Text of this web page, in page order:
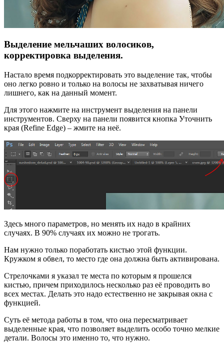
Выделение мельчаших волосиков,
корректировка выделения.
Настало время подкорректировать это выделение так, чтобы
оно легко ровно и только на волосы не захватывая ничего
лишнего, как на данный момент.
Для этого нажмите на инструмент выделения на панели
инструментов. Сверху на панели появится кнопка Уточнить
края (Refine Edge) – жмите на неё.
Здесь много параметров, но менять их надо в крайних
случаях. В 90% случаях их можно не трогать.
Нам нужно только поработать кистью этой функции.
Кружком я обвел, то место где она должна быть активирована.
Стрелочками я указал те места по которым я прошелся
кистью, причем приходилось несколько раз её проводить во
всех местах. Делать это надо естественно не закрывая окна с
функцией.
Суть её метода работы в том, что она пересматривает
выделенные края, что позволяет выделить особо точно мелкие
детали. Волосы это именно то, что нужно.